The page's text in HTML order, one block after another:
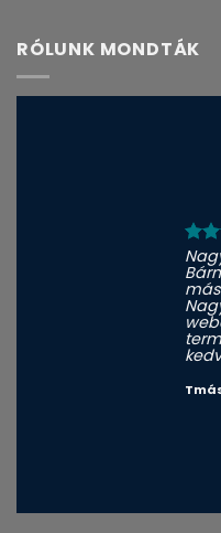
RÓLUNK MONDTÁK